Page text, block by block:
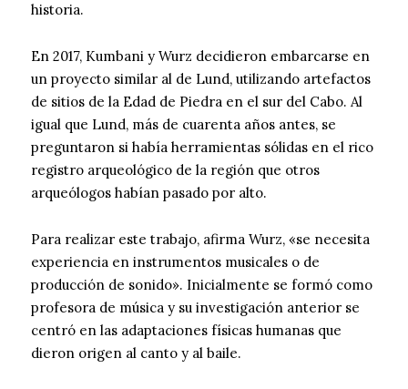
historia.
En 2017, Kumbani y Wurz decidieron embarcarse en
un proyecto similar al de Lund, utilizando artefactos
de sitios de la Edad de Piedra en el sur del Cabo. Al
igual que Lund, más de cuarenta años antes, se
preguntaron si había herramientas sólidas en el rico
registro arqueológico de la región que otros
arqueólogos habían pasado por alto.
Para realizar este trabajo, afirma Wurz, «se necesita
experiencia en instrumentos musicales o de
producción de sonido». Inicialmente se formó como
profesora de música y su investigación anterior se
centró en las adaptaciones físicas humanas que
dieron origen al canto y al baile.